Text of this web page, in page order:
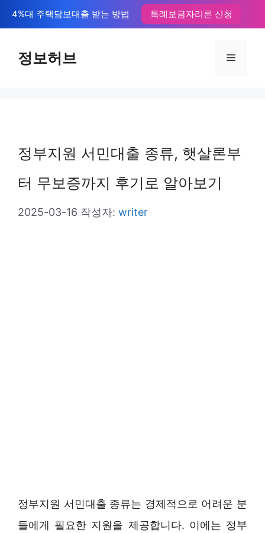
텐
4%대 주택담보대출 받는 방법 특례보금자리론 신청
정보허브 메
정부지원 서민대출 종류, 햇살론부
터 무보증까지 후기로 알아보기
2025-03-16 작성자: writer
정부지원 서민대출 종류는 경제적으로 어려운 분
들에게 필요한 지원을 제공합니다. 이에는 정부